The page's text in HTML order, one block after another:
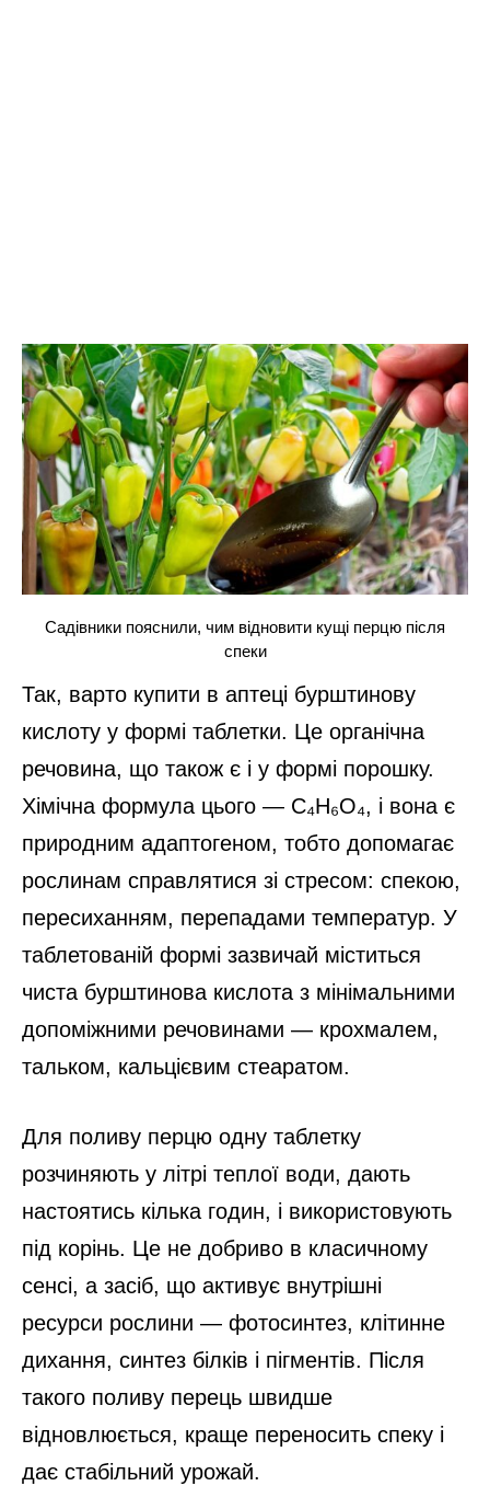
Садівники пояснили, чим відновити кущі перцю після
спеки
Так, варто купити в аптеці бурштинову
кислоту у формі таблетки. Це органічна
речовина, що також є і у формі порошку.
Хімічна формула цього — C₄H₆O₄, і вона є
природним адаптогеном, тобто допомагає
рослинам справлятися зі стресом: спекою,
пересиханням, перепадами температур. У
таблетованій формі зазвичай міститься
чиста бурштинова кислота з мінімальними
допоміжними речовинами — крохмалем,
тальком, кальцієвим стеаратом.
Для поливу перцю одну таблетку
розчиняють у літрі теплої води, дають
настоятись кілька годин, і використовують
під корінь. Це не добриво в класичному
сенсі, а засіб, що активує внутрішні
ресурси рослини — фотосинтез, клітинне
дихання, синтез білків і пігментів. Після
такого поливу перець швидше
відновлюється, краще переносить спеку і
дає стабільний урожай.